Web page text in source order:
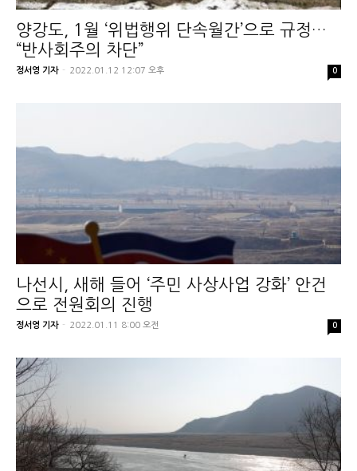
양강도, 1월 ‘위법행위 단속월간’으로 규정…
“반사회주의 차단”
정서영 기자 - 2022.01.12 12:07 오후 0
나선시, 새해 들어 ‘주민 사상사업 강화’ 안건
으로 전원회의 진행
정서영 기자 - 2022.01.11 8:00 오전 0